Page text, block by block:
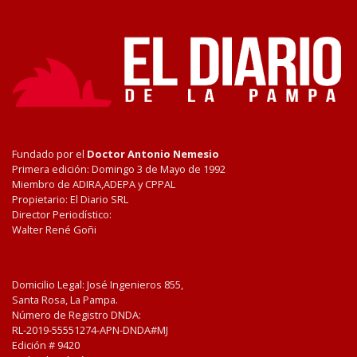
Fundado por el Doctor Antonio Nemesio
Primera edición: Domingo 3 de Mayo de 1992
Miembro de ADIRA,ADEPA y CPPAL
Propietario: El Diario SRL
Director Periodístico:
Walter René Goñi
Domicilio Legal: José Ingenieros 855,
Santa Rosa, La Pampa.
Número de Registro DNDA:
RL-2019-55551274-APN-DNDA#MJ
Edición # 9420